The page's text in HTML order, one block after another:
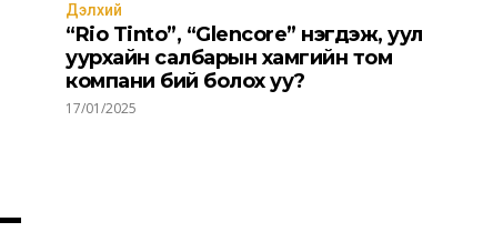
Дэлхий
“Rio Tinto”, “Glencore” нэгдэж, уул
уурхайн салбарын хамгийн том
компани бий болох уу?
17/01/2025